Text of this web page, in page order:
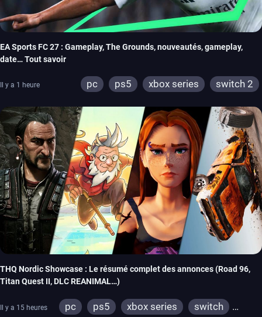
EA Sports FC 27 : Gameplay, The Grounds, nouveautés, gameplay,
date… Tout savoir
Il y a 1 heure pc ps5 xbox series switch 2
THQ Nordic Showcase : Le résumé complet des annonces (Road 96,
Titan Quest II, DLC REANIMAL…)
Il y a 15 heures pc ps5 xbox series
switch